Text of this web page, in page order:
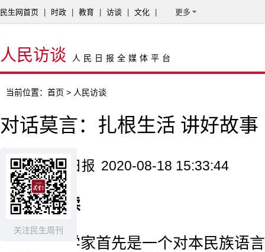
关注民生周刊
民生网首页 时政 教育 访谈 文化 更多
人民访谈 人民日报全媒体平台
当前位置： 首页 > 人民访谈
对话莫言：扎根生活 讲好故事
来源：人民日报 2020-08-18 15:33:44
核心阅读
一个文学家首先是一个对本民族语